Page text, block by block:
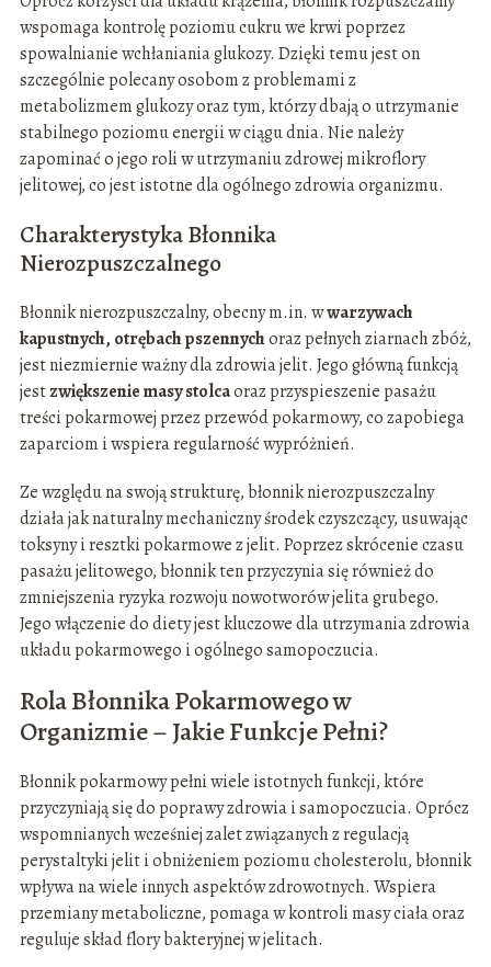
wspomaga kontrolę poziomu cukru we krwi poprzez
spowalnianie wchłaniania glukozy. Dzięki temu jest on
szczególnie polecany osobom z problemami z
metabolizmem glukozy oraz tym, którzy dbają o utrzymanie
stabilnego poziomu energii w ciągu dnia. Nie należy
zapominać o jego roli w utrzymaniu zdrowej mikroflory
jelitowej, co jest istotne dla ogólnego zdrowia organizmu.
Charakterystyka Błonnika
Nierozpuszczalnego
Błonnik nierozpuszczalny, obecny m.in. wwarzywach
kapustnych, otrębach pszennychoraz pełnych ziarnach zbóż,
jest niezmiernie ważny dla zdrowia jelit. Jego główną funkcją
jestzwiększenie masy stolcaoraz przyspieszenie pasażu
treści pokarmowej przez przewód pokarmowy, co zapobiega
zaparciom i wspiera regularność wypróżnień.
Ze względu na swoją strukturę, błonnik nierozpuszczalny
działa jak naturalny mechaniczny środek czyszczący, usuwając
toksyny i resztki pokarmowe z jelit. Poprzez skrócenie czasu
pasażu jelitowego, błonnik ten przyczynia się również do
zmniejszenia ryzyka rozwoju nowotworów jelita grubego.
Jego włączenie do diety jest kluczowe dla utrzymania zdrowia
układu pokarmowego i ogólnego samopoczucia.
Rola Błonnika Pokarmowego w
Organizmie – Jakie Funkcje Pełni?
Błonnik pokarmowy pełni wiele istotnych funkcji, które
przyczyniają się do poprawy zdrowia i samopoczucia. Oprócz
wspomnianych wcześniej zalet związanych z regulacją
perystaltyki jelit i obniżeniem poziomu cholesterolu, błonnik
wpływa na wiele innych aspektów zdrowotnych. Wspiera
przemiany metaboliczne, pomaga w kontroli masy ciała oraz
reguluje skład flory bakteryjnej w jelitach.